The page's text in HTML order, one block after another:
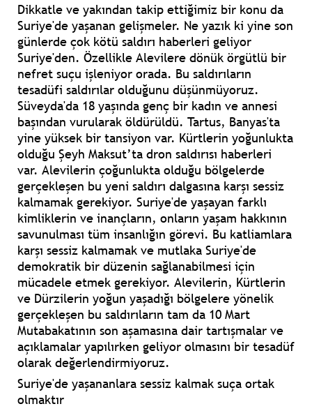
Dikkatle ve yakından takip ettiğimiz bir konu da
Suriye'de yaşanan gelişmeler. Ne yazık ki yine son
günlerde çok kötü saldırı haberleri geliyor
Suriye'den. Özellikle Alevilere dönük örgütlü bir
nefret suçu işleniyor orada. Bu saldırıların
tesadüfi saldırılar olduğunu düşünmüyoruz.
Süveyda'da 18 yaşında genç bir kadın ve annesi
başından vurularak öldürüldü. Tartus, Banyas'ta
yine yüksek bir tansiyon var. Kürtlerin yoğunlukta
olduğu Şeyh Maksut’ta dron saldırısı haberleri
var. Alevilerin çoğunlukta olduğu bölgelerde
gerçekleşen bu yeni saldırı dalgasına karşı sessiz
kalmamak gerekiyor. Suriye'de yaşayan farklı
kimliklerin ve inançların, onların yaşam hakkının
savunulması tüm insanlığın görevi. Bu katliamlara
karşı sessiz kalmamak ve mutlaka Suriye'de
demokratik bir düzenin sağlanabilmesi için
mücadele etmek gerekiyor. Alevilerin, Kürtlerin
ve Dürzilerin yoğun yaşadığı bölgelere yönelik
gerçekleşen bu saldırıların tam da 10 Mart
Mutabakatının son aşamasına dair tartışmalar ve
açıklamalar yapılırken geliyor olmasını bir tesadüf
olarak değerlendirmiyoruz.
Suriye'de yaşananlara sessiz kalmak suça ortak
olmaktır